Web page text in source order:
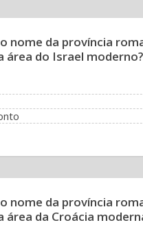
nome da província
área do Israel moderno?
nome da província
área da Croácia